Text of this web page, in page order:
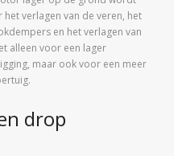
verlagen van de veren, het
en het verlagen van
alleen voor een lager
maar ook voor een meer
drop